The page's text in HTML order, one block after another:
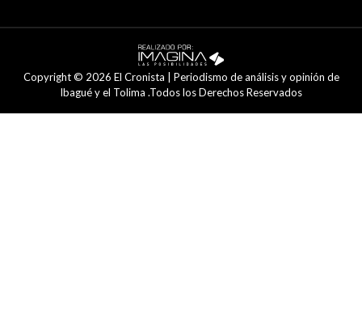
Copyright © 2026 El Cronista | Periodismo de análisis y opinión de
Ibagué y el Tolima .Todos los Derechos Reservados